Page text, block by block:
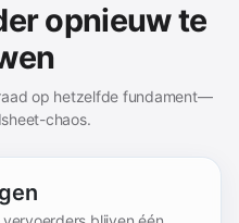
opnieuw te
op hetzelfde fundament—
chaos.